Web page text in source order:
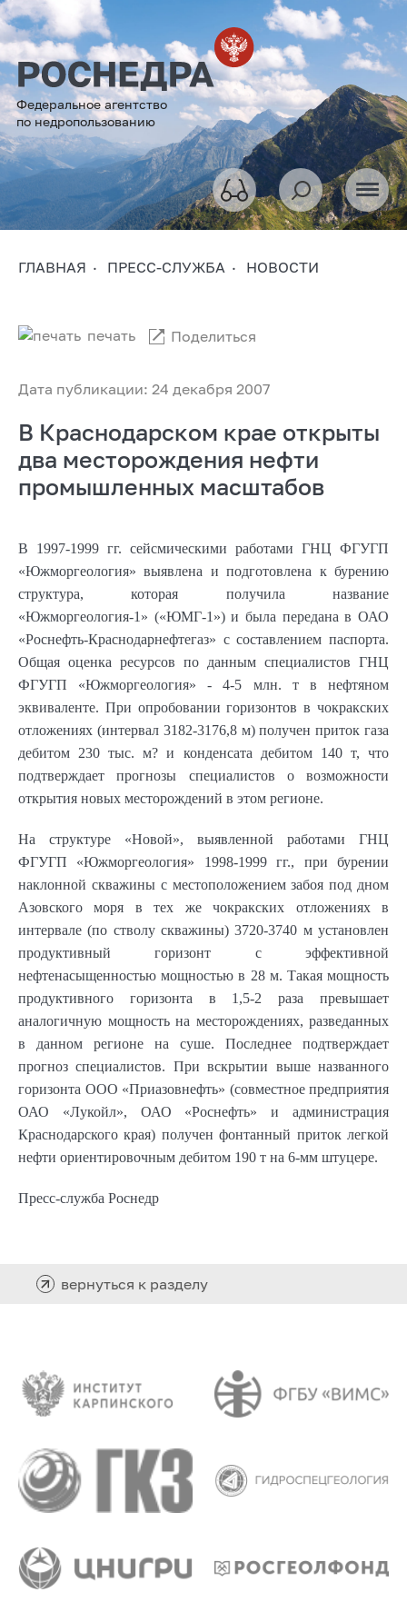
Федеральное агентство
по недропользованию
ГЛАВНАЯ ПРЕСС-СЛУЖБА НОВОСТИ
Дата публикации: 24 декабря 2007
печать Поделиться
В Краснодарском крае открыты
два месторождения нефти
промышленных масштабов
В 1997-1999 гг. сейсмическими работами ГНЦ ФГУГП
«Южморгеология» выявлена и подготовлена к бурению
структура, которая получила название
«Южморгеология-1» («ЮМГ-1») и была передана в ОАО
«Роснефть-Краснодарнефтегаз» с составлением паспорта.
Общая оценка ресурсов по данным специалистов ГНЦ
ФГУГП «Южморгеология» - 4-5 млн. т в нефтяном
эквиваленте. При опробовании горизонтов в чокракских
отложениях (интервал 3182-3176,8 м) получен приток газа
дебитом 230 тыс. м? и конденсата дебитом 140 т, что
подтверждает прогнозы специалистов о возможности
открытия новых месторождений в этом регионе.
На структуре «Новой», выявленной работами ГНЦ
ФГУГП «Южморгеология» 1998-1999 гг., при бурении
наклонной скважины с местоположением забоя под дном
Азовского моря в тех же чокракских отложениях в
интервале (по стволу скважины) 3720-3740 м установлен
продуктивный горизонт с эффективной
нефтенасыщенностью мощностью в 28 м. Такая мощность
продуктивного горизонта в 1,5-2 раза превышает
аналогичную мощность на месторождениях, разведанных
в данном регионе на суше. Последнее подтверждает
прогноз специалистов. При вскрытии выше названного
горизонта ООО «Приазовнефть» (совместное предприятия
ОАО «Лукойл», ОАО «Роснефть» и администрация
Краснодарского края) получен фонтанный приток легкой
нефти ориентировочным дебитом 190 т на 6-мм штуцере.
Пресс-служба Роснедр
вернуться к разделу